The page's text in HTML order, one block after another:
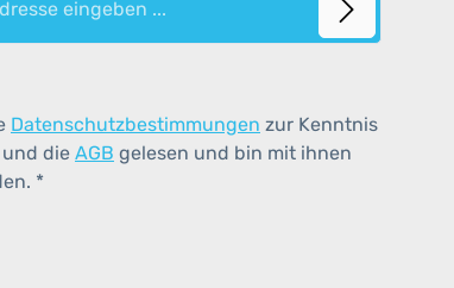
Datenschutzbestimmungen zur Kenntnis
die AGB gelesen und bin mit ihnen
*